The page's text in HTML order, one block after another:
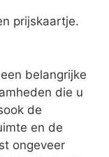
prijskaartje.
belangrijke
die u
de
en de
ongeveer